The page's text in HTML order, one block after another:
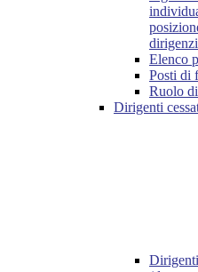
Elenco
Posti di
Ruolo
Dirigenti